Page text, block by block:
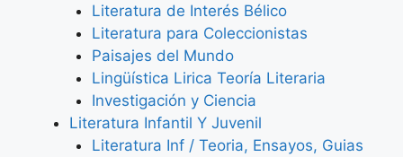
Literatura de Interés Bélico
Literatura para Coleccionistas
Paisajes del Mundo
Lingüística Lirica Teoría Literaria
Investigación y Ciencia
Literatura Infantil Y Juvenil
Literatura Inf / Teoria, Ensayos, Guias